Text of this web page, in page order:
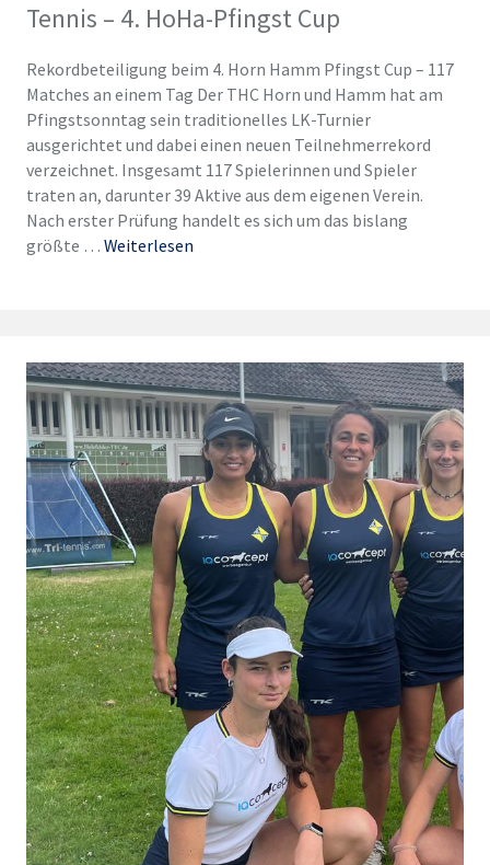
Tennis – 4. HoHa-Pfingst Cup
Rekordbeteiligung beim 4. Horn Hamm Pfingst Cup – 117
Matches an einem Tag Der THC Horn und Hamm hat am
Pfingstsonntag sein traditionelles LK-Turnier
ausgerichtet und dabei einen neuen Teilnehmerrekord
verzeichnet. Insgesamt 117 Spielerinnen und Spieler
traten an, darunter 39 Aktive aus dem eigenen Verein.
Nach erster Prüfung handelt es sich um das bislang
größte … Weiterlesen